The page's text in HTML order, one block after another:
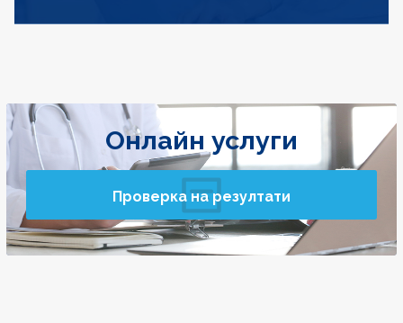
Онлайн услуги
Проверка на резултати